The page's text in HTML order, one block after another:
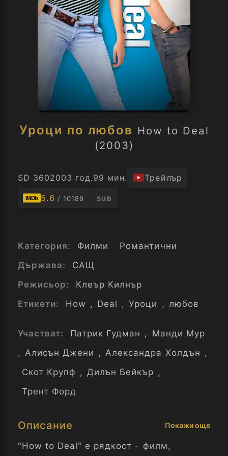
Уроци по любов How to Deal
(2003)
SD 3602003 год.99 мин. Трейлър
IMDb 5.6 / 10189 SUB
Категория: Филми
Романтични
Държава:
САЩ
Режисьор:
Клеър Килнър
Етикети:
How , Deal , Уроци , любов
Участват: Патрик Гудман , Манди Мур
, Алисън Джени , Александра Холдън ,
Скот Крупф , Дилън Бейкър ,
Трент Форд
Описание Покажи още
"How to Deal" е рядкост - филм,